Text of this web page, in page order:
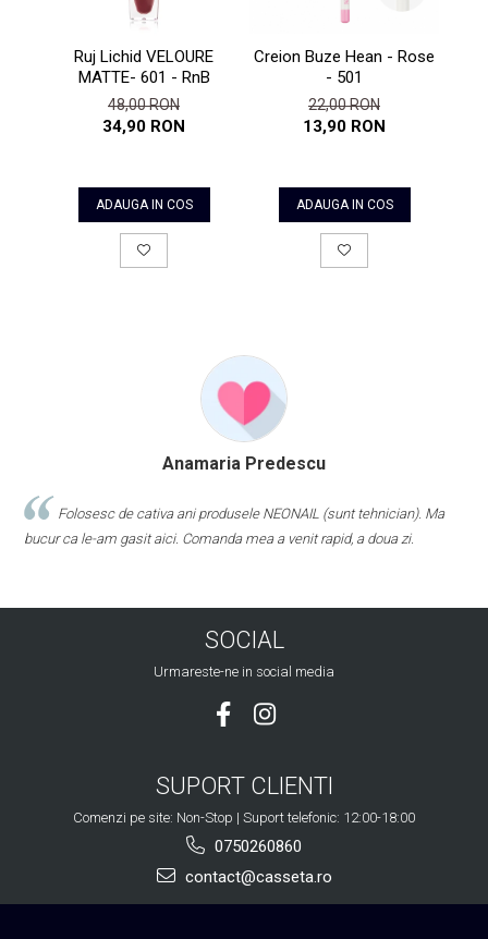
Ruj Lichid VELOURE
MATTE- 601 - RnB
48,00 RON
34,90 RON
ADAUGA IN COS
Creion Buze Hean - Rose
- 501
22,00 RON
13,90 RON
ADAUGA IN COS
Anamaria Predescu
Folosesc de cativa ani produsele NEONAIL (sunt tehnician). Ma
bucur ca le-am gasit aici. Comanda mea a venit rapid, a doua zi.
SOCIAL
Urmareste-ne in social media
SUPORT CLIENTI
Comenzi pe site: Non-Stop | Suport telefonic: 12:00-18:00
0750260860
contact@casseta.ro